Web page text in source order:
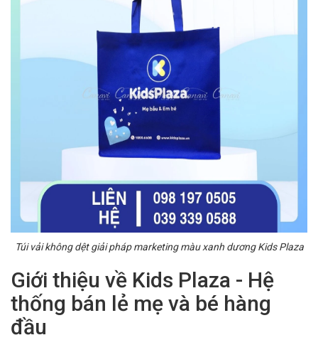
Túi vải không dệt giải pháp marketing màu xanh dương Kids Plaza
Giới thiệu về Kids Plaza - Hệ
thống bán lẻ mẹ và bé hàng
đầu